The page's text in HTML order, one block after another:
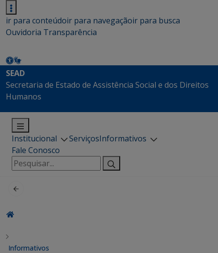
ir para conteúdoir para navegaçãoir para busca
Ouvidoria Transparência
SEAD
Secretaria de Estado de Assistência Social e dos Direitos
Humanos
Institucional ServiçosInformativos
Fale Conosco
Pesquisar
por:
Informativos